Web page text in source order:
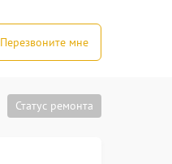
Перезвоните мне
Статус ремонта